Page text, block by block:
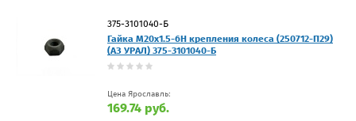
375-3101040-Б
Гайка М20х1.5-6Н крепления колеса (250712-П29)
(АЗ УРАЛ) 375-3101040-Б
Цена Ярославль:
169.74 руб.